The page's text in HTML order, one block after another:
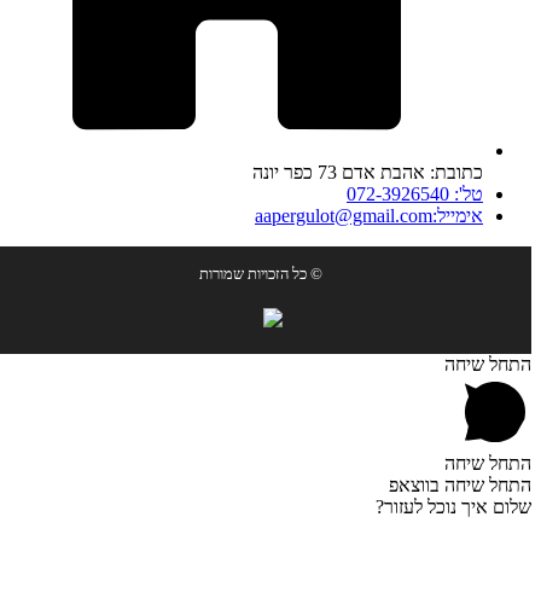
כתובת: אהבת אדם 73 כפר יונה
טל': 072-3926540
אימייל:aapergulot@gmail.com
© כל הזכויות שמורות
התחל שיחה
התחל שיחה
התחל שיחה בווצאפ
שלום איך נוכל לעזור?